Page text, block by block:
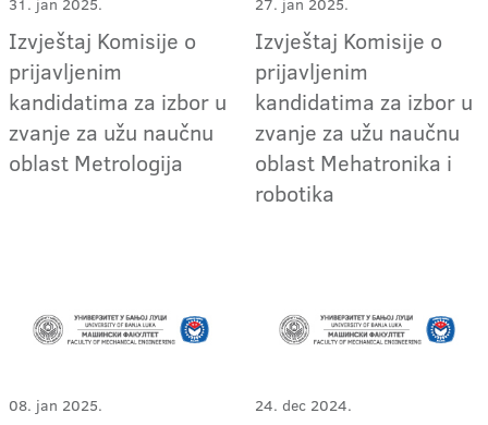
Izvještaj Komisije o
prijavljenim
kandidatima za izbor u
zvanje za užu naučnu
oblast Metrologija
Izvještaj Komisije o
prijavljenim
kandidatima za izbor u
zvanje za užu naučnu
oblast Mehatronika i
robotika
08. jan 2025. 24. dec 2024.